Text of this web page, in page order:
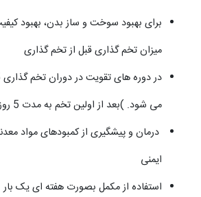
برای بهبود سوخت و ساز بدن، بهبود
میزان تخم گذاری قبل از تخم گذاری
می شود. )بعد از اولین تخم به مدت 5 روز تجویز می شود.
درمان و پیشگیری از کمبودهای مواد
ایمنی
استفاده از مکمل بصورت هفته ای یک بار